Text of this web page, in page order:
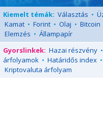
Kiemelt témák: Választás •
Kamat • Forint • Olaj • Bitcoin
Elemzés • Állampapír
Gyorslinkek: Hazai részvény •
árfolyamok • Határidős index •
Kriptovaluta árfolyam